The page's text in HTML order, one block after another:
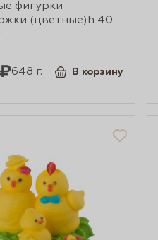
фигурки
(цветные)h 40
648 г. В корзину